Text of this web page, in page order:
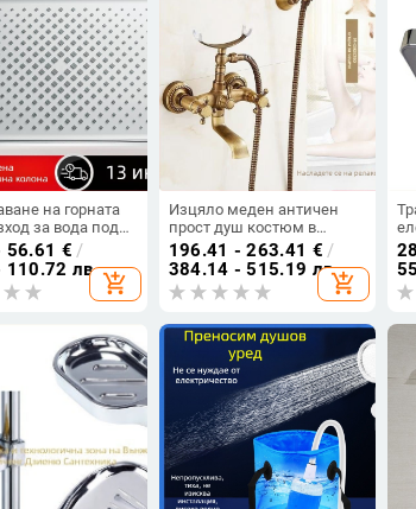
на горната
за вода под
душ дюза,
струя, баня,
сушене, душ
56.61 € /
110.72 лв
add_shopping_cart
Изцяло меден античен
прост душ костюм в
европейски стил душ за
баня душ смесител ретро
душ изход
196.41 - 263.41 € /
384.14 - 515.19 лв
add_shopping_cart